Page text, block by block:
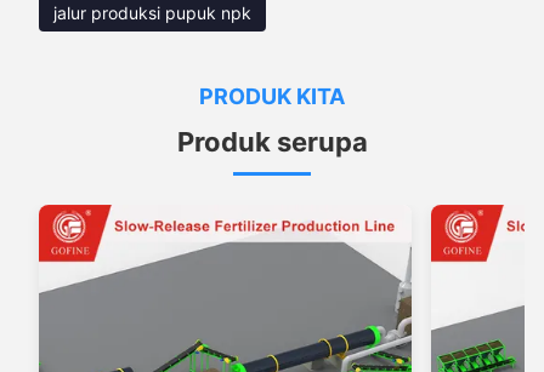
jalur produksi pupuk npk
PRODUK KITA
Produk serupa